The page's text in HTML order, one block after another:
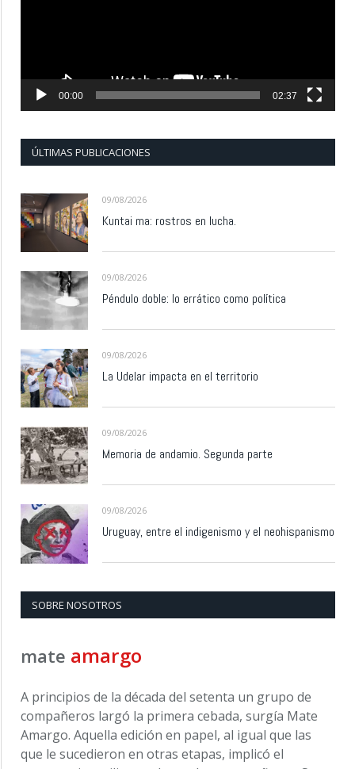
00:00 02:37
ÚLTIMAS PUBLICACIONES
09/08/2026
Kuntai ma: rostros en lucha.
09/08/2026
Péndulo doble: lo errático como política
09/08/2026
La Udelar impacta en el territorio
09/08/2026
Memoria de andamio. Segunda parte
09/08/2026
Uruguay, entre el indigenismo y el neohispanismo
SOBRE NOSOTROS
mate amargo
A principios de la década del setenta un grupo de
compañeros largó la primera cebada, surgía Mate
Amargo. Aquella edición en papel, al igual que las
que le sucedieron en otras etapas, implicó el